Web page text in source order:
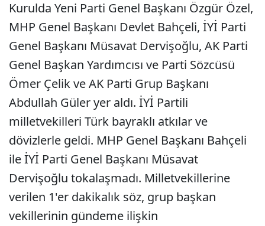
Kurulda Yeni Parti Genel Başkanı Özgür Özel,
MHP Genel Başkanı Devlet Bahçeli, İYİ Parti
Genel Başkanı Müsavat Dervişoğlu, AK Parti
Genel Başkan Yardımcısı ve Parti Sözcüsü
Ömer Çelik ve AK Parti Grup Başkanı
Abdullah Güler yer aldı. İYİ Partili
milletvekilleri Türk bayraklı atkılar ve
dövizlerle geldi. MHP Genel Başkanı Bahçeli
ile İYİ Parti Genel Başkanı Müsavat
Dervişoğlu tokalaşmadı. Milletvekillerine
verilen 1'er dakikalık söz, grup başkan
vekillerinin gündeme ilişkin